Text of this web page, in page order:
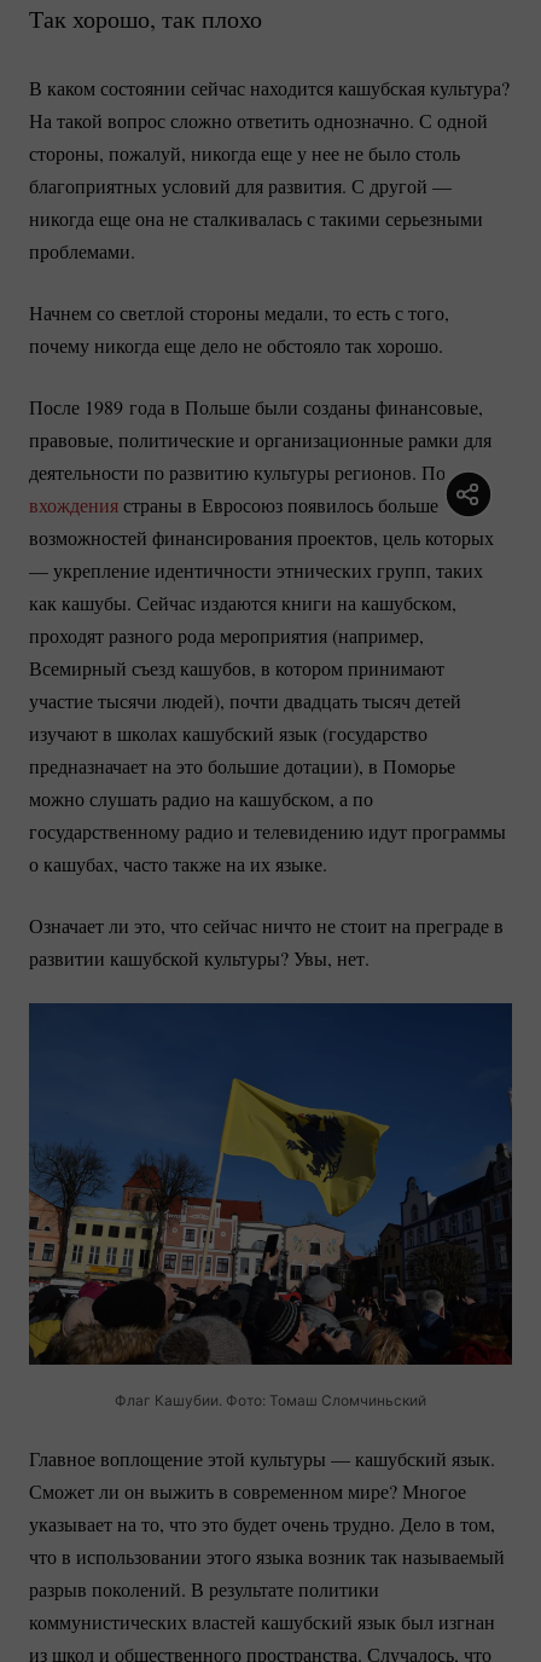
Так хорошо, так плохо
В каком состоянии сейчас находится кашубская культура?
На такой вопрос сложно ответить однозначно. С одной
стороны, пожалуй, никогда еще у нее не было столь
благоприятных условий для развития. С другой —
никогда еще она не сталкивалась с такими серьезными
проблемами.
Начнем со светлой стороны медали, то есть с того,
почему никогда еще дело не обстояло так хорошо.
После 1989 года в Польше были созданы финансовые,
правовые, политические и организационные рамки для
деятельности по развитию культуры регионов. После
вхождениястраны в Евросоюз появилось больше
возможностей финансирования проектов, цель которых
— укрепление идентичности этнических групп, таких
как кашубы. Сейчас издаются книги на кашубском,
проходят разного рода мероприятия (например,
Всемирный съезд кашубов, в котором принимают
участие тысячи людей), почти двадцать тысяч детей
изучают в школах кашубский язык (государство
предназначает на это большие дотации), в Поморье
можно слушать радио на кашубском, а по
государственному радио и телевидению идут программы
о кашубах, часто также на их языке.
Означает ли это, что сейчас ничто не стоит на преграде в
развитии кашубской культуры? Увы, нет.
Флаг Кашубии. Фото: Томаш Сломчиньский
Главное воплощение этой культуры — кашубский язык.
Сможет ли он выжить в современном мире? Многое
указывает на то, что это будет очень трудно. Дело в том,
что в использовании этого языка возник так называемый
разрыв поколений. В результате политики
коммунистических властей кашубский язык был изгнан
из школ и общественного пространства. Случалось, что